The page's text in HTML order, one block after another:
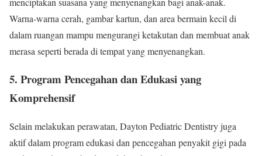
Warna-warna cerah, gambar kartun, dan area bermain kecil di
dalam ruangan mampu mengurangi ketakutan dan membuat anak
merasa seperti berada di tempat yang menyenangkan.
5. Program Pencegahan dan Edukasi yang
Komprehensif
Selain melakukan perawatan, Dayton Pediatric Dentistry juga
aktif dalam program edukasi dan pencegahan penyakit gigi pada